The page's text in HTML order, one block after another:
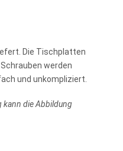
Die Tischplatten
werden
und unkompliziert.
kann die Abbildung